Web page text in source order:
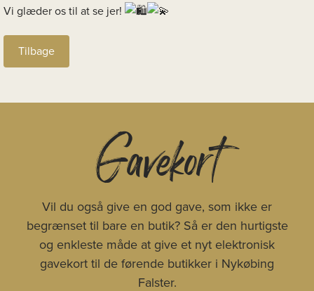
Vi glæder os til at se jer!
Tilbage
Gavekort
Vil du også give en god gave, som ikke er
begrænset til bare en butik? Så er den hurtigste
og enkleste måde at give et nyt elektronisk
gavekort til de førende butikker i Nykøbing
Falster.